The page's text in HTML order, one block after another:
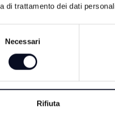
di trattamento dei dati
Necessari
Rifiuta
IKEA PAOP -